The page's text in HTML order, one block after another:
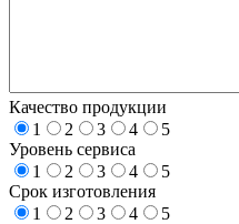
Качество продукции
1
2 3 4
5
Уровень сервиса
1
2 3 4
5
Срок изготовления
1
2 3 4
5